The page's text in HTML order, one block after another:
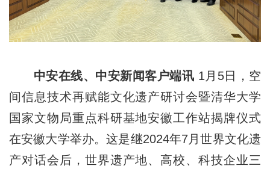
中安在线、中安新闻客户端讯 1月5日，空
间信息技术再赋能文化遗产研讨会暨清华大学
国家文物局重点科研基地安徽工作站揭牌仪式
在安徽大学举办。这是继2024年7月世界文化遗
产对话会后，世界遗产地、高校、科技企业三